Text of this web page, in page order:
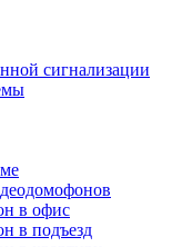
сигнализации
в офис
в подъезд